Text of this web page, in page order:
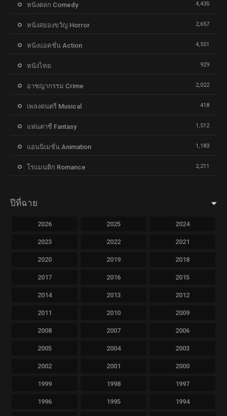
หนังตลก Comedy 4,435
หนังสยองขวัญ Horror 2,657
หนังแอคชั่น Action 4,551
หนังไทย 929
อาชญากรรม Crime 2,022
เพลงดนตรี Musical 418
แฟนตาซี Fantasy 1,512
แอนนิเมชั่น Animation 1,183
โรแมนติก Romance 2,211
ปีที่ฉาย
2026 2025 2024
2023 2022 2021
2020 2019 2018
2017 2016 2015
2014 2013 2012
2011 2010 2009
2008 2007 2006
2005 2004 2003
2002 2001 2000
1999 1998 1997
1996 1995 1994